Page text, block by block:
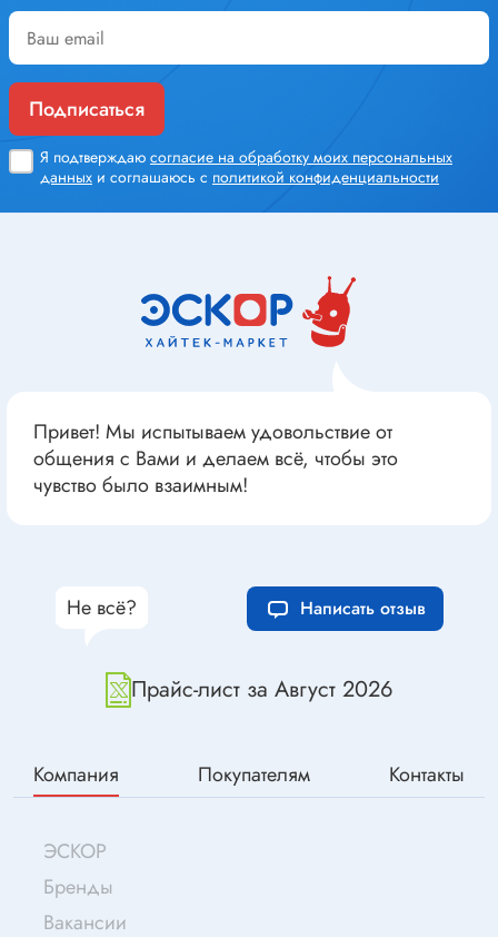
Подписаться
Я подтверждаю согласие на обработку моих персональных
данных и соглашаюсь с политикой конфиденциальности
Привет! Мы испытываем удовольствие от
общения с Вами и делаем всё, чтобы это
чувство было взаимным!
Прайс-лист за Август 2026
Не всё? Написать отзыв
Компания Покупателям Контакты
ЭСКОР
Бренды
Вакансии